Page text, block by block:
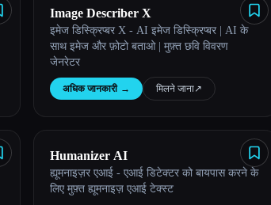
Image Describer X
इमेज डिस्क्रिप्बर X - AI इमेज डिस्क्रिप्बर | AI के
साथ इमेज और फ़ोटो बताओ | मुफ़्त छवि विवरण
जेनरेटर
अधिक जानकारी → मिलने जाना↗︎
Humanizer AI
ह्यूमनाइज़र एआई - एआई डिटेक्टर को बायपास करने के
लिए मुफ़्त ह्यूमनाइज़ एआई टेक्स्ट